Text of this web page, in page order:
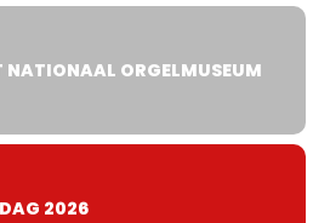
NATIONAAL ORGELMUSEUM
2026